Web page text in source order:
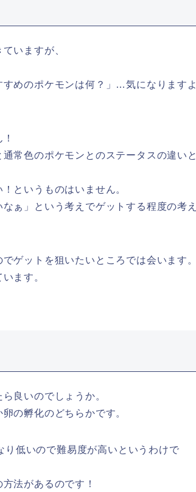
いますが、
すめのポケモンは何？」…気になりますよ
常色のポケモンとのステータスの違いと
というものはいません。
ぁ」という考えでゲットする程度の考え
ゲットを狙いたいところでは会います。
ます。
良いのでしょうか。
の孵化のどちらかです。
低いので難易度が高いというわけで
法があるのです！